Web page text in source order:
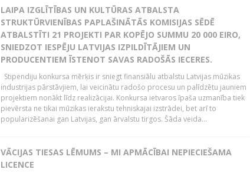
LAIPA IZGLĪTĪBAS UN KULTŪRAS ATBALSTA
STRUKTŪRVIENĪBAS PAPLAŠINĀTĀS KOMISIJAS SĒDĒ
ATBALSTĪTI 21 PROJEKTI PAR KOPĒJO SUMMU 20 000 EIRO,
SNIEDZOT IESPĒJU LATVIJAS IZPILDĪTĀJIEM UN
PRODUCENTIEM ĪSTENOT SAVAS RADOŠĀS IECERES.
Stipendiju konkursa mērķis ir sniegt finansiālu atbalstu Latvijas mūzikas
industrijas pārstāvjiem, lai veicinātu radošo procesu un palīdzētu jauniem
projektiem nonākt līdz realizācijai. Konkursa ietvaros īpaša uzmanība tiek
pievērsta ne tikai mūzikas ierakstu tehniskajai izstrādei, bet arī to
popularizēšanai gan Latvijas, gan ārvalstu tirgos. Šāda veida...
VĀCIJAS TIESAS LĒMUMS – MI APMĀCĪBAI NEPIECIEŠAMA
LICENCE